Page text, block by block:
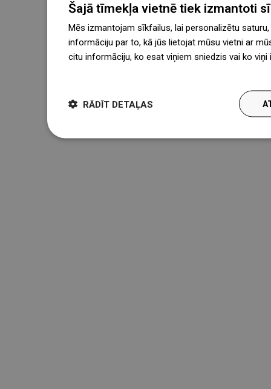
Šajā tīmekļa vietnē tiek izmantoti
Mēs izmantojam sīkfailus, lai personalizētu
informāciju par to, kā jūs lietojat mūsu vietni ar
citu informāciju, ko esat viņiem sniedzis vai ko
RĀDĪT DETAĻAS